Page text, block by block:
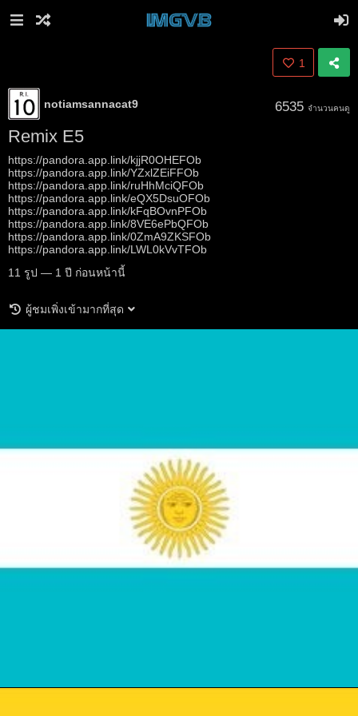
1
notiamsannacat9 6535 จำนวนคนดู
Remix E5
https://pandora.app.link/kjjR0OHEFOb
https://pandora.app.link/YZxlZEiFFOb
https://pandora.app.link/ruHhMciQFOb
https://pandora.app.link/eQX5DsuOFOb
https://pandora.app.link/kFqBOvnPFOb
https://pandora.app.link/8VE6ePbQFOb
https://pandora.app.link/0ZmA9ZKSFOb
https://pandora.app.link/LWL0kVvTFOb
11 รูป — 1 ปี ก่อนหน้านี้
ผู้ชมเพิ่งเข้ามากที่สุด